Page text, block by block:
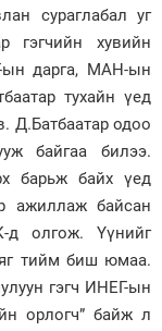
сураглабал уг
гэгчийн хувийн
ын дарга, МАН-ын
тухайн үед
Д.Батбаатар одоо
байгаа билээ.
барьж байх үед
ажиллаж байсан
д олгож. Үүнийг
тийм биш юмаа.
гэгч ИНЕГ-ын
орлогч” байж л